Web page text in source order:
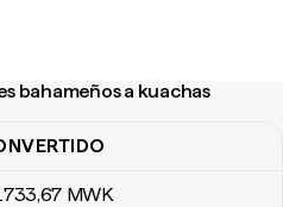
bahameños a kuachas
a kuachas malauíes
,67 MWK